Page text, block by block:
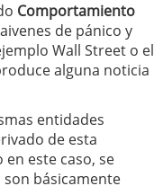
a la que nadie
inversores siguen
febrero: la racha
patrimonio récord
Comportamiento
de pánico y
Wall Street o el
alguna noticia
entidades
de esta
este caso, se
son básicamente